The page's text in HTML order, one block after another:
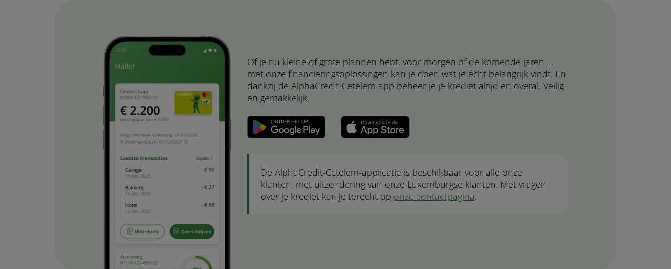
Of je nu kleine of grote plannen hebt, voor morgen of de komende jaren …
met onze financieringsoplossingen kan je doen wat je écht belangrijk vindt. En
dankzij de AlphaCredit-Cetelem-app beheer je je krediet altijd en overal. Veilig
en gemakkelijk.
De AlphaCredit-Cetelem-applicatie is beschikbaar voor alle onze
klanten, met uitzondering van onze Luxemburgse klanten. Met vragen
over je krediet kan je terecht op onze contactpagina.